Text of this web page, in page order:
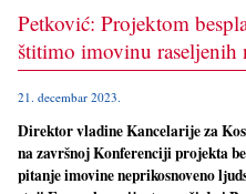
Petković: Projektom
štitimo imovinu
21. decembar 2023.
Direktor vladine Kancelarije za
na završnoj Konferenciji projekta
pitanje imovine neprikosnoveno